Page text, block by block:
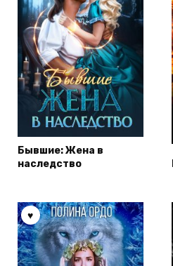
Бывшие: Жена в
наследство